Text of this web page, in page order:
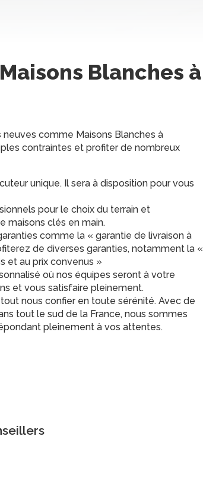
Maisons Blanches à
comme Maisons Blanches à
contraintes et profiter de nombreux
unique. Il sera à disposition pour vous
pour le choix du terrain et
maisons clés en main.
comme la « garantie de livraison à
de diverses garanties, notamment la «
et au prix convenus »
où nos équipes seront à votre
et vous satisfaire pleinement.
nous confier en toute sérénité. Avec de
tout le sud de la France, nous sommes
pleinement à vos attentes.